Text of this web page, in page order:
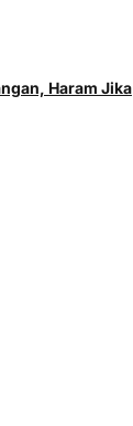
Haram Jika